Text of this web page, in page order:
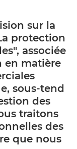
sur la
protection
associée
en matière
sous-tend
des
traitons
des
que nous